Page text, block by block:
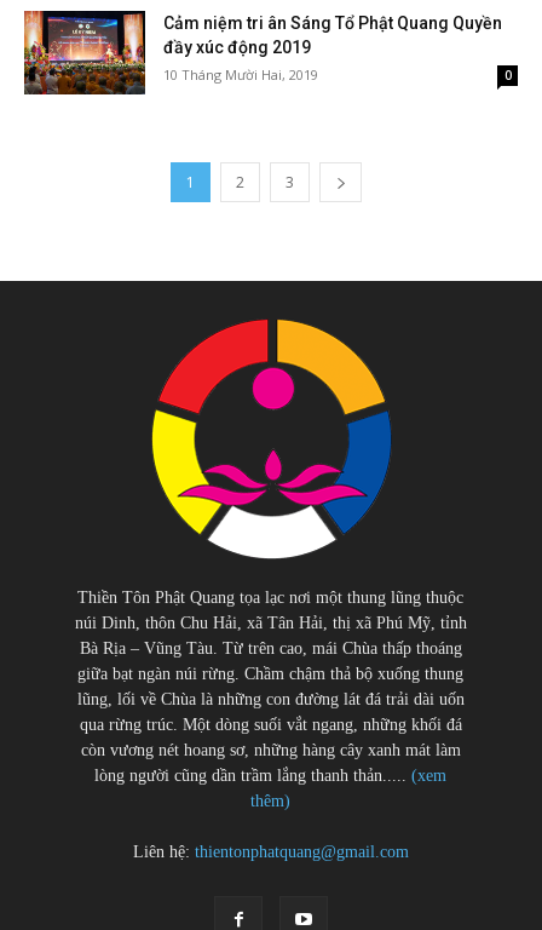
Cảm niệm tri ân Sáng Tổ Phật Quang Quyền
đầy xúc động 2019
10 Tháng Mười Hai, 2019 0
1 2 3
Thiền Tôn Phật Quang tọa lạc nơi một thung lũng thuộc
núi Dinh, thôn Chu Hải, xã Tân Hải, thị xã Phú Mỹ, tỉnh
Bà Rịa – Vũng Tàu. Từ trên cao, mái Chùa thấp thoáng
giữa bạt ngàn núi rừng. Chầm chậm thả bộ xuống thung
lũng, lối về Chùa là những con đường lát đá trải dài uốn
qua rừng trúc. Một dòng suối vắt ngang, những khối đá
còn vương nét hoang sơ, những hàng cây xanh mát làm
lòng người cũng dần trầm lắng thanh thản.....(xem
thêm)
Liên hệ: thientonphatquang@gmail.com